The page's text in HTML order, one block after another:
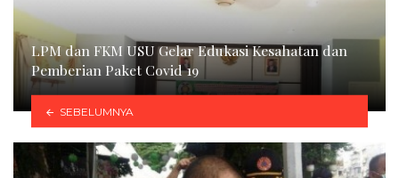
LPM dan FKM USU Gelar Edukasi Kesahatan dan
Pemberian Paket Covid 19
SEBELUMNYA